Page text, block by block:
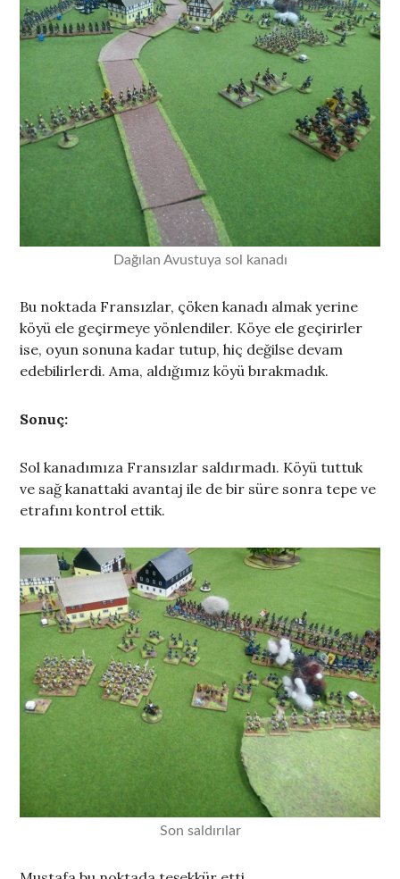
Dağılan Avustuya sol kanadı
Bu noktada Fransızlar, çöken kanadı almak yerine
köyü ele geçirmeye yönlendiler. Köye ele geçirirler
ise, oyun sonuna kadar tutup, hiç değilse devam
edebilirlerdi. Ama, aldığımız köyü bırakmadık.
Sonuç:
Sol kanadımıza Fransızlar saldırmadı. Köyü tuttuk
ve sağ kanattaki avantaj ile de bir süre sonra tepe ve
etrafını kontrol ettik.
Son saldırılar